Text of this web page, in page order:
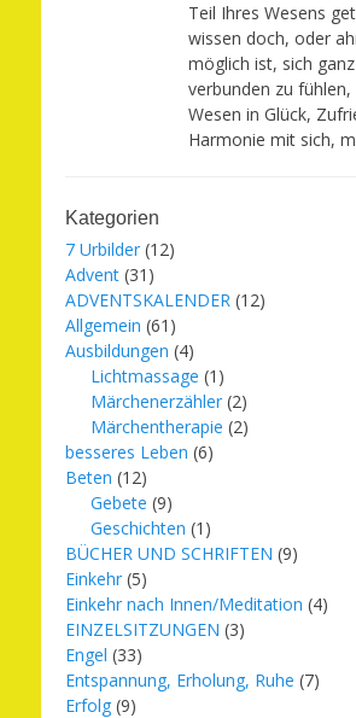
Teil Ihres Wesens
wissen doch, oder
möglich ist, sich
verbunden zu fühlen,
Wesen in Glück,
Harmonie mit sich,
Kategorien
7 Urbilder (12)
Advent (31)
ADVENTSKALENDER (12)
Allgemein (61)
Ausbildungen (4)
Lichtmassage (1)
Märchenerzähler (2)
Märchentherapie (2)
besseres Leben (6)
Beten (12)
Gebete (9)
Geschichten (1)
BÜCHER UND SCHRIFTEN (9)
Einkehr (5)
Einkehr nach Innen/Meditation (4)
EINZELSITZUNGEN (3)
Engel (33)
Entspannung, Erholung, Ruhe (7)
Erfolg (9)